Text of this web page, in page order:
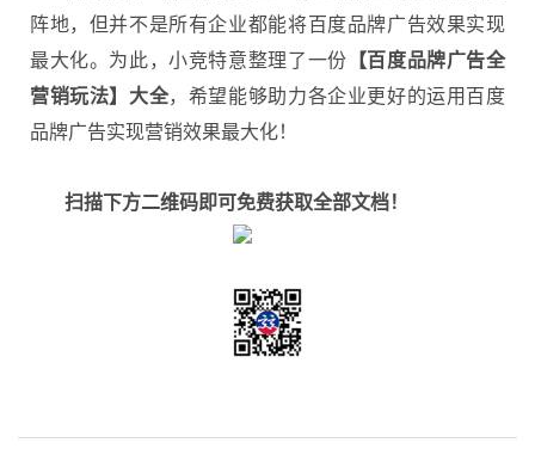
阵地，但并不是所有企业都能将百度品牌广告效果实现
最大化。为此，小竞特意整理了一份 【百度品牌广告全
营销玩法】大全，希望能够助力各企业更好的运用百度
品牌广告实现营销效果最大化！
扫描下方二维码即可免费获取全部文档！